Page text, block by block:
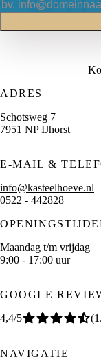
ADRES
Schotsweg 7
7951 NP IJhorst
E-MAIL &
info@kasteelhoeve.nl
0522 - 442828
Maandag t/m vrijdag
9:00 - 17:00 uur
GOOGLE
4,4/5 (
NAVIGATIE